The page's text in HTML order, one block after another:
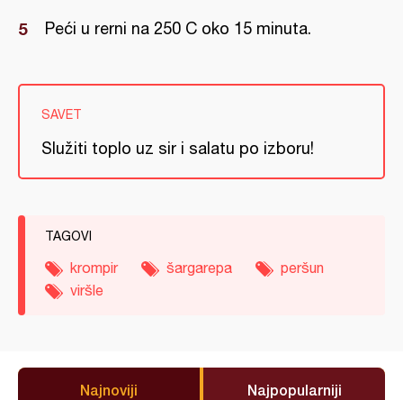
Peći u rerni na 250 C oko 15 minuta.
SAVET
Služiti toplo uz sir i salatu po izboru!
TAGOVI
krompir šargarepa
peršun
viršle
Najnoviji Najpopularniji